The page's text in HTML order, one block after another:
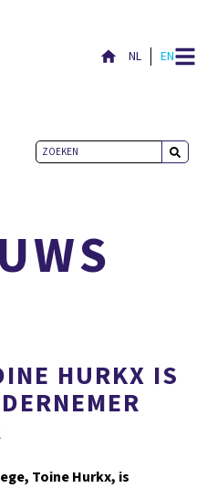
NL EN
HURKX IS
Toine Hurkx, is